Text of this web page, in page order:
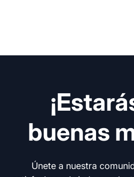
buenas
Únete a nuestra